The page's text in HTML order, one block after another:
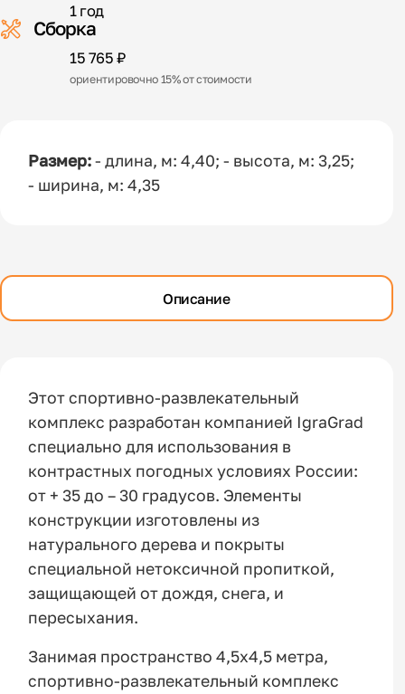
1 год
Сборка
15 765 ₽
ориентировочно 15% от стоимости
Размер:- длина, м: 4,40; - высота, м: 3,25;
- ширина, м: 4,35
Описание
Этот спортивно-развлекательный
комплекс разработан компанией IgraGrad
специально для использования в
контрастных погодных условиях России:
от + 35 до – 30 градусов. Элементы
конструкции изготовлены из
натурального дерева и покрыты
специальной нетоксичной пропиткой,
защищающей от дождя, снега, и
пересыхания.
Занимая пространство 4,5х4,5 метра,
спортивно-развлекательный комплекс